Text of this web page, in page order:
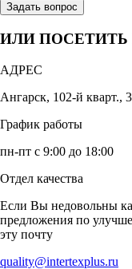
Задать вопрос
ИЛИ
АДРЕС
Ангарск, 102-й кварт.,
График работы
пн-пт с 9:00 до 18:00
Отдел качества
Если Вы недовольны
предложения по
эту почту
quality@intertexplus.ru